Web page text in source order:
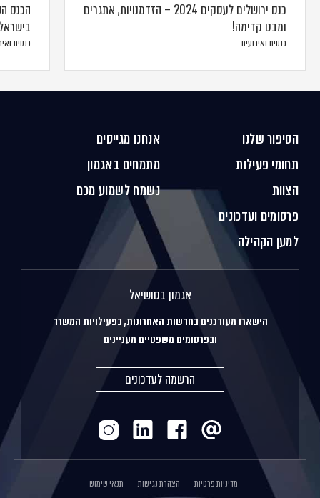
כנס ירושלים לעסקים 2024 – הזדמנויות, אתגרים
ומבט קדימה!
כנסים ואירועים
הכנס
כנסים
הסיפור שלנו
תחומי פעילות
הצוות
פרסומים ועדכונים
למען הקהילה
אנחנו מגייסים
מתמחים באגמון
נשמח לשמוע מכם
אגמון בסושיאל
הישארו מעודכנים בחדשות האחרונות, בפעילויות המשרד
ובפרסומים משפטיים מעניינים
הרשמה לעדכונים
מדיניות פרטיות הצהרת נגישות תנאי שימוש